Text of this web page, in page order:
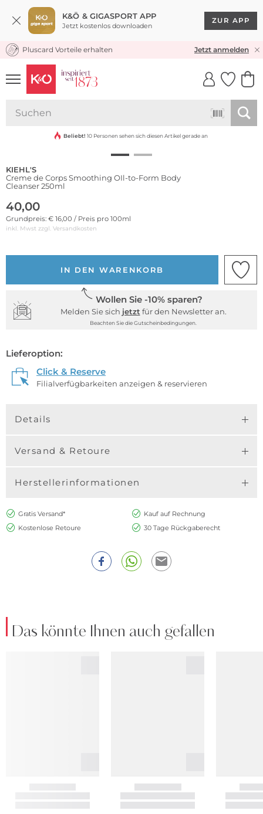
K&Ö & GIGASPORT APP
Jetzt kostenlos downloaden
ZUR APP
KOSTENLOSER VERSAND* & RÜCKVERSAND
Pluscard Vorteile erhalten Jetzt anmelden
UNSERE APP
CLICK &
Beliebt! 10 Personen sehen sich diesen Artikel gerade an
KIEHL'S
Creme de Corps Smoothing OIl-to-Form Body
Cleanser 250ml
40,00
Grundpreis: € 16,00 / Preis pro 100ml
inkl. Mwst zzgl. Versandkosten
IN DEN WARENKORB
Wollen Sie -10% sparen?
Melden Sie sich jetzt für den Newsletter an.
Beachten Sie die Gutscheinbedingungen.
Lieferoption:
Click & Reserve
Filialverfügbarkeiten anzeigen & reservieren
Details
Versand & Retoure
Herstellerinformationen
Gratis Versand*
Kauf auf Rechnung
Kostenlose Retoure
30 Tage Rückgaberecht
Das könnte Ihnen auch gefallen